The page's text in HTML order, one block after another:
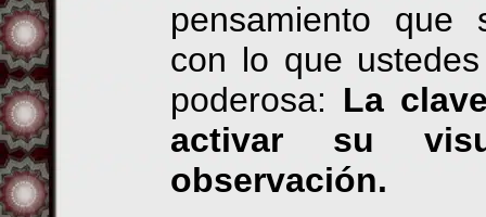
pensamiento que
con lo que
poderosa: La
activar su
observación.